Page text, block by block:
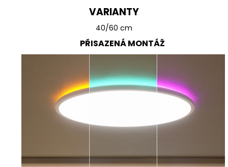
VARIANTY
40/60 cm
PŘISAZENÁ MONTÁŽ